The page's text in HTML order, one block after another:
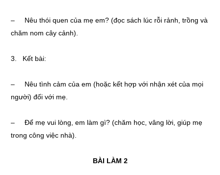
– Nêu thói quen của mẹ em? (đọc sách lúc rỗi rảnh, trồng và
chăm nom cây cảnh).
3. Kết bài:
– Nêu tình cảm của em (hoặc kết hợp với nhận xét của mọi
người) đối với mẹ.
– Để mẹ vui lòng, em làm gì? (chăm học, vâng lời, giúp mẹ
trong công việc nhà).
BÀI LÀM 2